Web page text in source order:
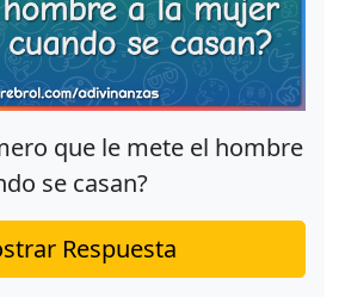
que le mete el hombre
se casan?
Respuesta